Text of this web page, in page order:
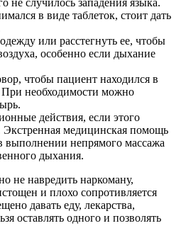
в виде таблеток, стоит дать
или расстегнуть ее, чтобы
особенно если дыхание
чтобы пациент находился в
При необходимости можно
действия, если этого
Экстренная медицинская помощь
выполнении непрямого массажа
дыхания.
не навредить наркоману,
и плохо сопротивляется
давать еду, лекарства,
оставлять одного и позволять